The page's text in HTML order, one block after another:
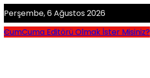
Perşembe, 6 Ağustos 2026
CumCuma Editörü Olmak İster Misiniz?